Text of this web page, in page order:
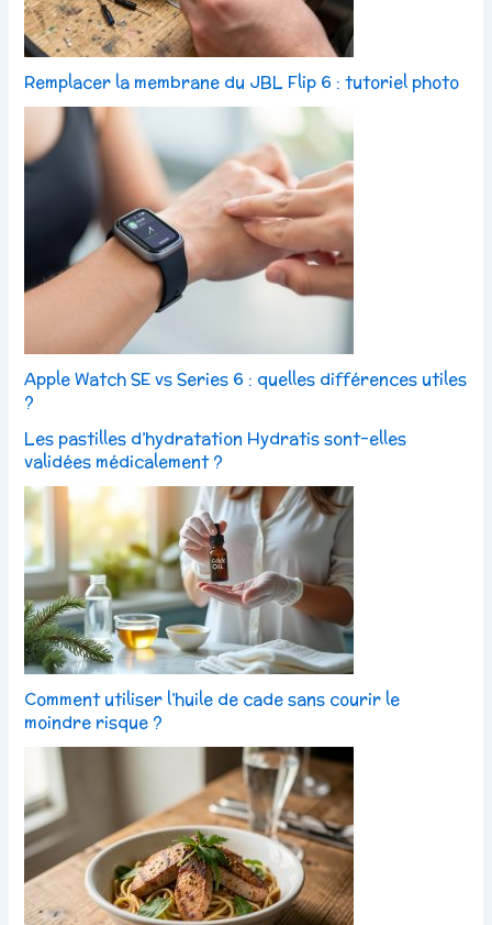
Remplacer la membrane du JBL Flip 6 : tutoriel photo
Apple Watch SE vs Series 6 : quelles différences utiles
?
Les pastilles d’hydratation Hydratis sont-elles
validées médicalement ?
Comment utiliser l’huile de cade sans courir le
moindre risque ?